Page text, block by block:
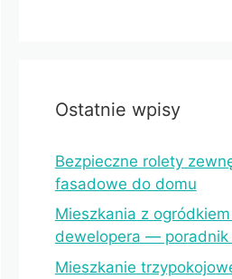
Ostatnie wpisy
Bezpieczne rolety
fasadowe do domu
Mieszkania z
dewelopera — poradnik
Mieszkanie